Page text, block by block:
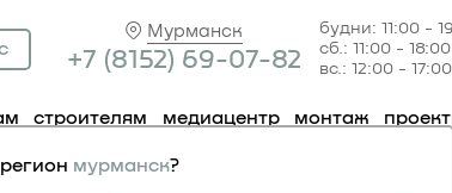
Мурманск
+7 (81 52) 69-07-82
будни: 11:00 -
сб.: 11:00 - 18:00
вс.: 12:00 - 17:00
строителям медиацентр монтаж
мурманск?